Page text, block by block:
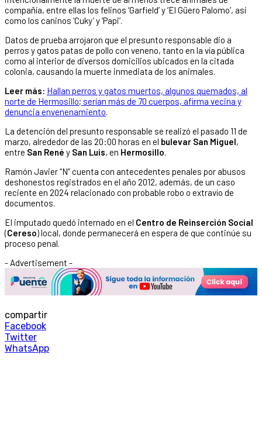
compañía, entre ellas los felinos ‘Garfield’ y ‘El Güero Palomo’, así
como los caninos ‘Cuky’ y ‘Papi’.
Datos de prueba arrojaron que el presunto responsable dio a
perros y gatos patas de pollo con veneno, tanto en la vía pública
como al interior de diversos domicilios ubicados en la citada
colonia, causando la muerte inmediata de los animales.
Leer más: Hallan perros y gatos muertos, algunos quemados, al
norte de Hermosillo; serían más de 70 cuerpos, afirma vecina y
denuncia envenenamiento.
La detención del presunto responsable se realizó el pasado 11 de
marzo, alrededor de las 20:00 horas en el bulevar San Miguel,
entre San René y San Luis, en Hermosillo.
Ramón Javier “N” cuenta con antecedentes penales por abusos
deshonestos registrados en el año 2012, además, de un caso
reciente en 2024 relacionado con probable robo o extravío de
documentos.
El imputado quedó internado en el Centro de Reinserción Social
(Cereso) local, donde permanecerá en espera de que continúe su
proceso penal.
- Advertisement -
compartir
Facebook
Twitter
WhatsApp